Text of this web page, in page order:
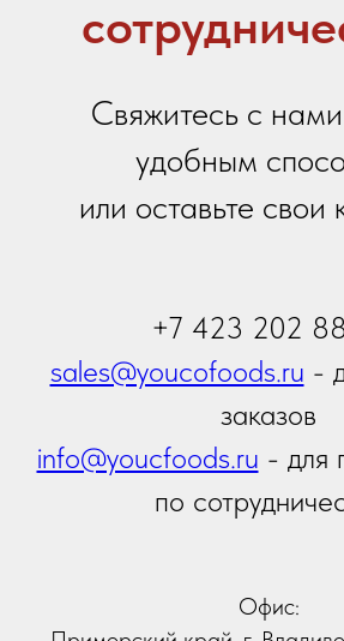
Я даюсогласие на обработку персональных
данныхв соответствии сполитикой
конфиденциальности
Я принимаю условияПолитики сбора и обработки
рекламной рассылки